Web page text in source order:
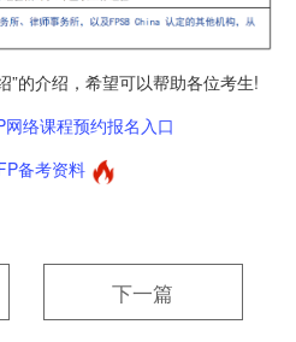
”的介绍，希望可以帮助各位考生!
网络课程预约报名入口
备考资料
下一篇